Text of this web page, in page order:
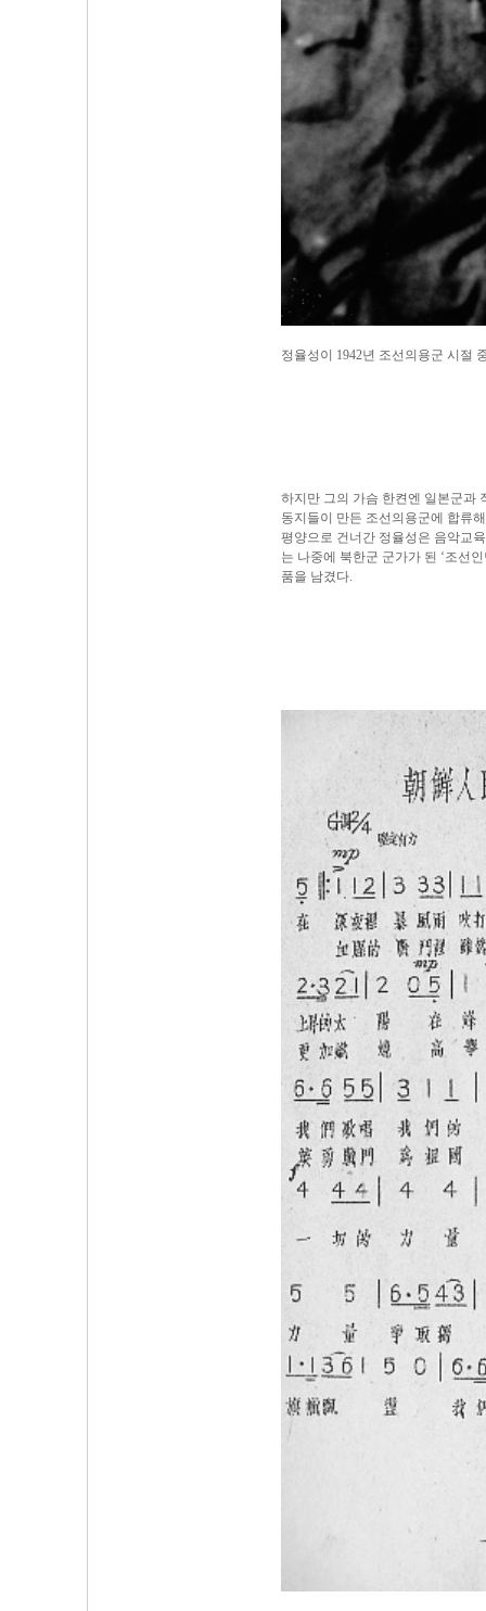
정율성이 1942년 조선의용군 시절
하지만 그의 가슴 한켠엔 일본군과
동지들이 만든 조선의용군에 합류
평양으로 건너간 정율성은 음악교
는 나중에 북한군 군가가 된 ‘조선
품을 남겼다.